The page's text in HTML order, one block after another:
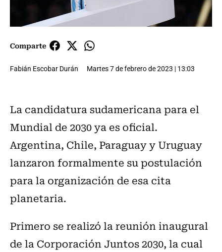
Comparte
Fabián Escobar Durán Martes 7 de febrero de 2023 | 13:03
La candidatura sudamericana para el
Mundial de 2030 ya es oficial.
Argentina, Chile, Paraguay y Uruguay
lanzaron formalmente su postulación
para la organización de esa cita
planetaria.
Primero se realizó la reunión inaugural
de la Corporación Juntos 2030, la cual